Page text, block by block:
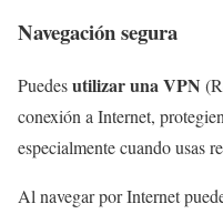
Navegación segura
Puedesutilizar una VPN
conexión a Internet,
especialmente cuando usas
Al navegar por Internet